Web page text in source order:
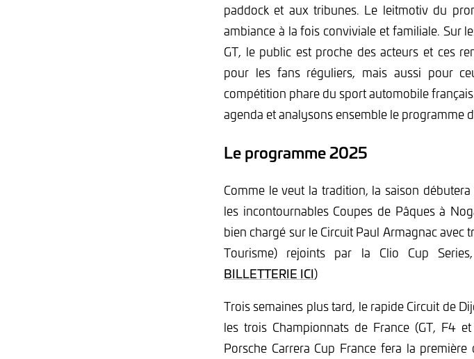
paddock et aux tribunes. Le leitmotiv du
ambiance à la fois conviviale et familiale. Sur
GT, le public est proche des acteurs et ces
pour les fans réguliers, mais aussi pour
compétition phare du sport automobile
agenda et analysons ensemble le programme
Le programme 2025
Comme le veut la tradition, la saison
les incontournables Coupes de Pâques à
bien chargé sur le Circuit Paul Armagnac avec
Tourisme) rejoints par la Clio Cup
BILLETTERIE ICI)
Trois semaines plus tard, le rapide Circuit de
les trois Championnats de France (GT, F4
Porsche Carrera Cup France fera la